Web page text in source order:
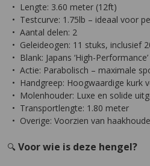
• Lengte: 3.60 meter (12ft)
• Testcurve: 1.75lb – ideaal voor
• Aantal delen: 2
• Geleideogen: 11 stuks, inclusief
• Blank: Japans ‘High-
• Actie: Parabolisch – maximale
• Handgreep: Hoogwaardige kurk
• Molenhouder: Luxe en solide
• Transportlengte: 1.80 meter
• Overige: Voorzien van
🔍 Voor wie is deze hengel?